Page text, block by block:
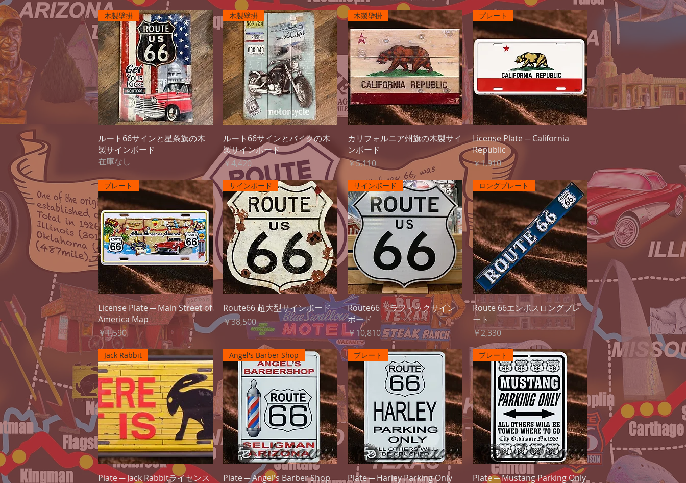
クイックビュー
木製壁掛
ルート66サインと星条旗の木
製サインボード
在庫なし
クイックビュー
木製壁掛
ルート66サインとバイクの木
製サインボード
価格
￥4,420
クイックビュー
木製壁掛
カリフォルニア州旗の木製サイ
ンボード
価格
￥5,110
クイックビュー
プレート
License Plate ─ California
Republic
価格
￥1,910
クイックビュー
プレート
License Plate ─ Main Street of
America Map
価格
￥1,590
クイックビュー
サインボード
Route66 超大型サインボード
価格
￥38,500
クイックビュー
サインボード
Route66 トラフィックサイン
ボード
価格
￥10,810
クイックビュー
ロングプレート
Route 66エンボスロングプレ
ート
価格
￥2,330
クイックビュー
Jack Rabbit
Plate ─ Jack Rabbitライセンス クイックビュー
Angel's Barber Shop
Plate ─ Angel's Barber Shop クイックビュー
プレート
Plate ─ Harley Parking Only クイックビュー
プレート
Plate ─ Mustang Parking Only